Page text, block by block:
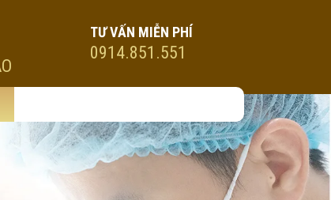
TƯ VẤN MIỄN PHÍ
0914.851.551